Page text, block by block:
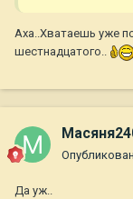
Аха..Хватаешь уже
шестнадцатого..
Да уж..